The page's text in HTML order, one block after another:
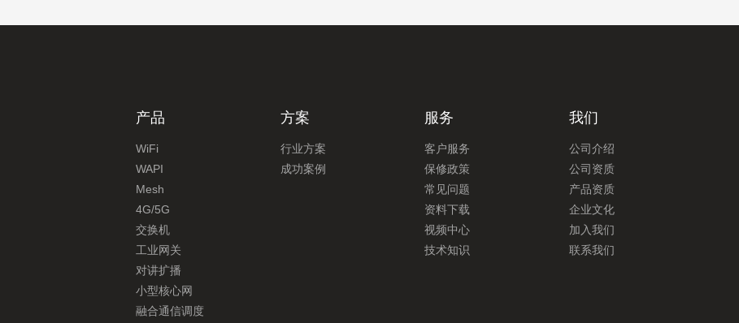
产品
WiFi
WAPI
Mesh
4G/5G
交换机
工业网关
对讲扩播
小型核心网
融合通信调度
方案
行业方案
成功案例
服务
客户服务
保修政策
常见问题
资料下载
视频中心
技术知识
我们
公司介绍
公司资质
产品资质
企业文化
加入我们
联系我们